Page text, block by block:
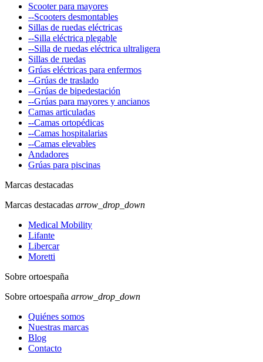
Scooter para mayores
--Scooters desmontables
Sillas de ruedas eléctricas
--Silla eléctrica plegable
--Silla de ruedas eléctrica ultraligera
Sillas de ruedas
Grúas eléctricas para enfermos
--Grúas de traslado
--Grúas de bipedestación
--Grúas para mayores y ancianos
Camas articuladas
--Camas ortopédicas
--Camas hospitalarias
--Camas elevables
Andadores
Grúas para piscinas
Marcas destacadas
Marcas destacadas arrow_drop_down
Medical Mobility
Lifante
Libercar
Moretti
Sobre ortoespaña
Sobre ortoespaña arrow_drop_down
Quiénes somos
Nuestras marcas
Blog
Contacto